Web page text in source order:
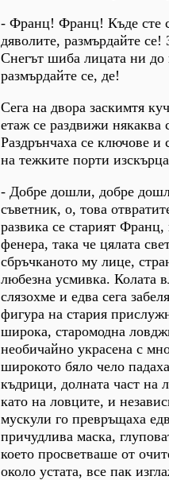
- Франц! Франц! Къде сте
дяволите, размърдайте се!
Снегът шиба лицата ни до
размърдайте се, де!
Сега на двора заскимтя
етаж се раздвижи някаква
Раздрънчаха се ключове и
на тежките порти
- Добре дошли, добре
съветник, о, това
развика се старият
фенера, така че цялата
сбръчканото му лице,
любезна усмивка. Колата
слязохме и едва сега
фигура на стария
широка, старомодна
необичайно украсена с
широкото бяло чело
къдрици, долната част на
като на ловците, и
мускули го превръщаха
причудлива маска,
което просветваше от
около устата, все пак